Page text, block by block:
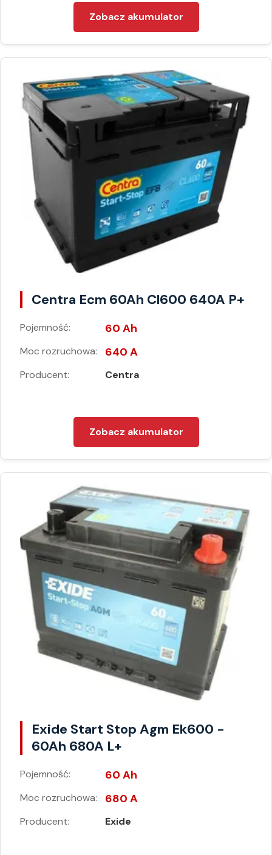
Zobacz akumulator
Centra Ecm 60Ah Cl600 640A P+
Pojemność: 60 Ah
Moc rozruchowa: 640 A
Producent: Centra
Zobacz akumulator
Exide Start Stop Agm Ek600 -
60Ah 680A L+
Pojemność: 60 Ah
Moc rozruchowa: 680 A
Producent: Exide